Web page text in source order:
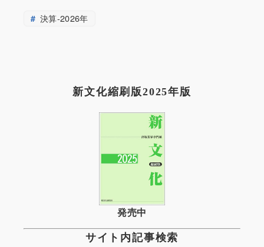
決算-2026年
新文化縮刷版2025年版
発売中
サイト内記事検索